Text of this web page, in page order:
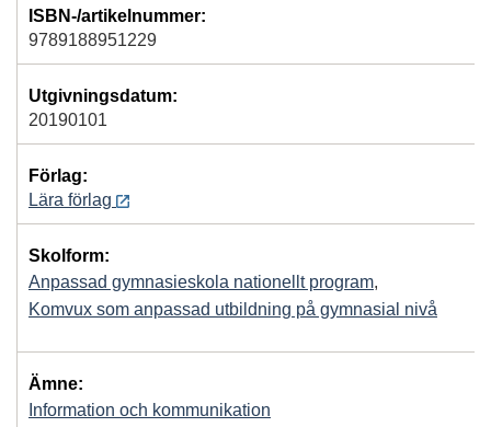
ISBN-/artikelnummer:
9789188951229
Utgivningsdatum:
20190101
Förlag:
Lära förlag
Skolform:
Anpassad gymnasieskola nationellt program,
Komvux som anpassad utbildning på gymnasial nivå
Ämne:
Information och kommunikation